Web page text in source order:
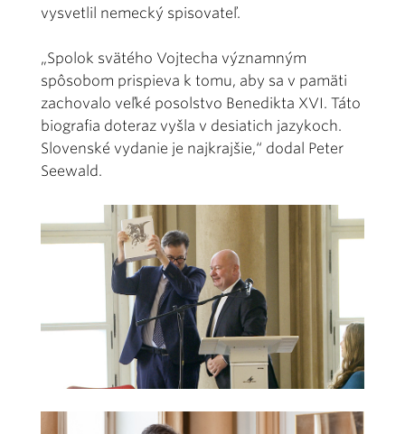
vysvetlil nemecký spisovateľ.
„Spolok svätého Vojtecha významným
spôsobom prispieva k tomu, aby sa v pamäti
zachovalo veľké posolstvo Benedikta XVI. Táto
biografia doteraz vyšla v desiatich jazykoch.
Slovenské vydanie je najkrajšie,“ dodal Peter
Seewald.